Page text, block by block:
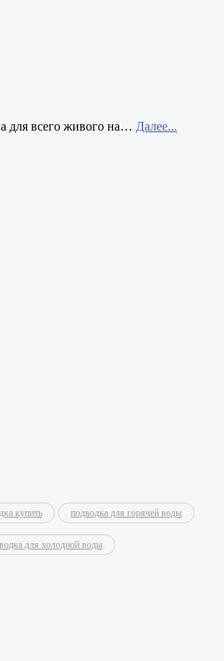
для всего живого на… Далее...
купить подводка для горячей воды
для холодной воды